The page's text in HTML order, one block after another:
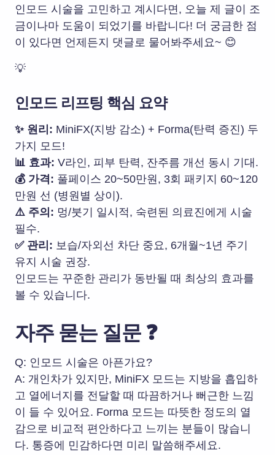
인모드 시술을 고민하고 계시다면, 오늘 제 글이 조
금이나마 도움이 되었기를 바랍니다! 더 궁금한 점
이 있다면 언제든지 댓글로 물어봐주세요~ 😊
💡
인모드 리프팅 핵심 요약
✨ 원리: MiniFX(지방 감소) + Forma(탄력 증진) 두
가지 모드!
📊 효과: V라인, 피부 탄력, 잔주름 개선 동시 기대.
💰 가격: 풀페이스 20~50만원, 3회 패키지 60~120
만원 선 (병원별 상이).
⚠️ 주의: 멍/붓기 일시적, 숙련된 의료진에게 시술
필수.
✅ 관리: 보습/자외선 차단 중요, 6개월~1년 주기
유지 시술 권장.
인모드는 꾸준한 관리가 동반될 때 최상의 효과를
볼 수 있습니다.
자주 묻는 질문 ❓
Q: 인모드 시술은 아픈가요?
A: 개인차가 있지만, MiniFX 모드는 지방을 흡입하
고 열에너지를 전달할 때 따끔하거나 뻐근한 느낌
이 들 수 있어요. Forma 모드는 따뜻한 정도의 열
감으로 비교적 편안하다고 느끼는 분들이 많습니
다. 통증에 민감하다면 미리 말씀해주세요.